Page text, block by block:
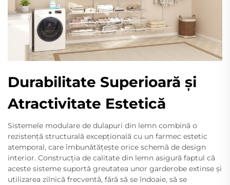
Durabilitate Superioară și
Atractivitate Estetică
Sistemele modulare de dulapuri din lemn combină o
rezistență structurală excepțională cu un farmec estetic
atemporal, care îmbunătățește orice schemă de design
interior. Construcția de calitate din lemn asigură faptul că
aceste sisteme suportă greutatea unor garderobe extinse și
utilizarea zilnică frecventă, fără să se îndoaie, să se